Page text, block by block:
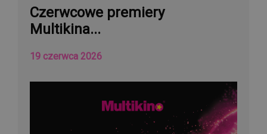
Czerwcowe premiery
Multikina...
19 czerwca 2026